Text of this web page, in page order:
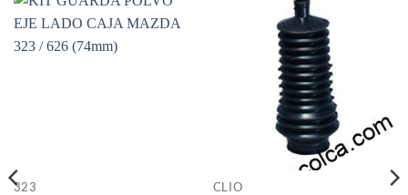
323
CLIO